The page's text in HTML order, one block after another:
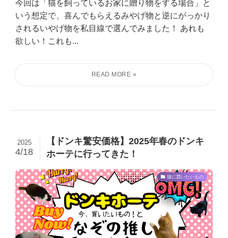
今回は「猫を飼っているお家に贈り物をする場合」と
いう想定で、喜んでもらえるみやげ物と逆にがっかり
されるいやげ物を私目線で選んでみました！ あれも
欲しい！これも...
【ドンキ驚安価格】2025年春のドンキ
ホーテに行ってきた！
2025
4/18
猫に買いたいもの